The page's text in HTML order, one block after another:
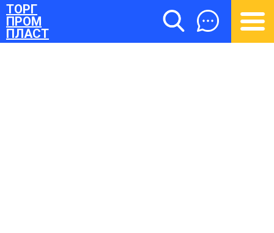
ТОРГ
ПРОМ
ПЛАСТ